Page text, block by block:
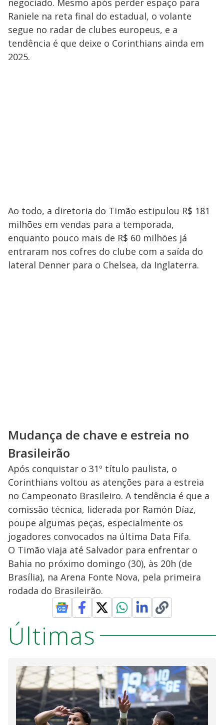
Raniele na reta final do estadual, o volante
segue no radar de clubes europeus, e a
tendência é que deixe o Corinthians ainda em
2025.
Ao todo, a diretoria do Timão estipulou R$ 181
milhões em vendas para a temporada,
enquanto pouco mais de R$ 60 milhões já
entraram nos cofres do clube com a saída do
lateral Denner para o Chelsea, da Inglaterra.
Mudança de chave e estreia no
Brasileirão
Após conquistar o 31º título paulista, o
Corinthians voltou as atenções para a estreia
no Campeonato Brasileiro. A tendência é que a
comissão técnica, liderada por Ramón Díaz,
poupe algumas peças, especialmente os
jogadores convocados na última Data Fifa.
O Timão viaja até Salvador para enfrentar o
Bahia no próximo domingo (30), às 20h (de
Brasília), na Arena Fonte Nova, pela primeira
rodada do Brasileirão.
Últimas